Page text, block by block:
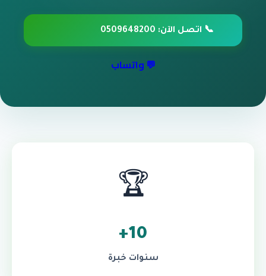
📞 اتصل الآن: 0509648200
💬 واتساب
🏆
10+
سنوات خبرة